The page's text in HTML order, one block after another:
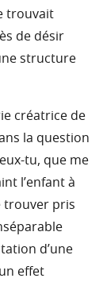
trouvait
de désir
structure
créatrice de
la question
tu, que me
l’enfant à
trouver pris
d’une
effet